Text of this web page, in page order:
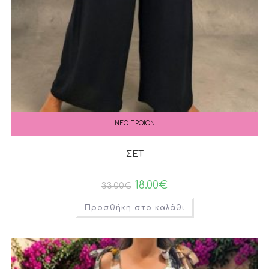
ΝΕΟ ΠΡΟΙΟΝ
ΣΕΤ
33.00€ 18.00€
Προσθήκη στο καλάθι